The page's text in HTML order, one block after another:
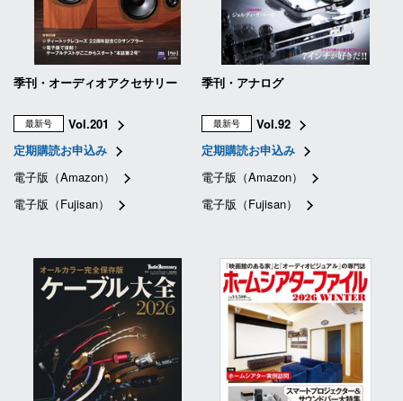
季刊・オーディオアクセサリー
最新号
Vol.201
定期購読お申込み
電子版（Amazon）
電子版（Fujisan）
季刊・アナログ
最新号
Vol.92
定期購読お申込み
電子版（Amazon）
電子版（Fujisan）